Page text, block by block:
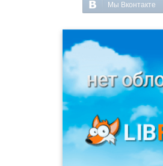
Мы Вконтакте